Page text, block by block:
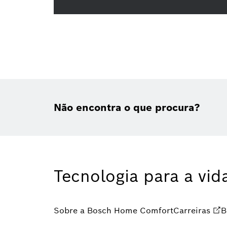
Não encontra o que procura?
Tecnologia para a
Sobre a Bosch Home ComfortCarreiras